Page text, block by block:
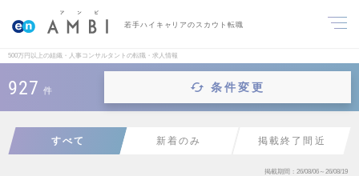
若手ハイキャリアのスカウト転職
500万円以上の組織・人事コンサルタントの転職・求人情報
927 件 条件変更
すべて 新着のみ 掲載終了間近
掲載期間 26/08/06～26/08/19